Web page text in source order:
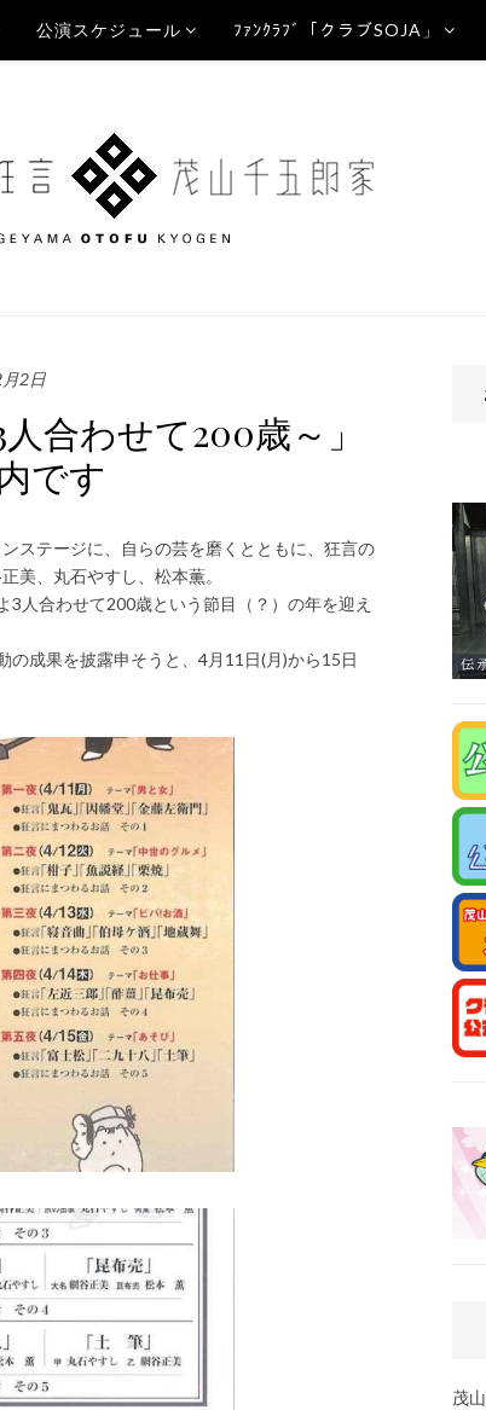
公演スケジュール ﾌｧﾝｸﾗﾌﾞ「クラブSOJA」
2日
合わせて200歳～」
です
ステージに、自らの芸を磨くとともに、狂言の
美、丸石やすし、松本薫。
人合わせて200歳という節目（？）の年を迎え
成果を披露申そうと、4月11日(月)から15日
茂